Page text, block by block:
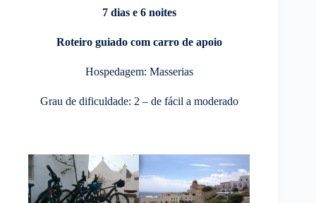
7 dias e 6 noites
Roteiro guiado com carro de apoio
Hospedagem: Masserias
Grau de dificuldade: 2 – de fácil a moderado